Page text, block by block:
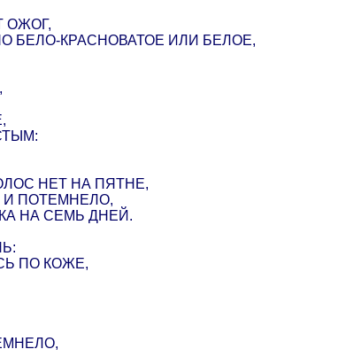
ОЖОГ,
КРАСНОВАТОЕ ИЛИ БЕЛОЕ,
НЕТ НА ПЯТНЕ,
ПОТЕМНЕЛО,
НА СЕМЬ ДНЕЙ.
ПО КОЖЕ,